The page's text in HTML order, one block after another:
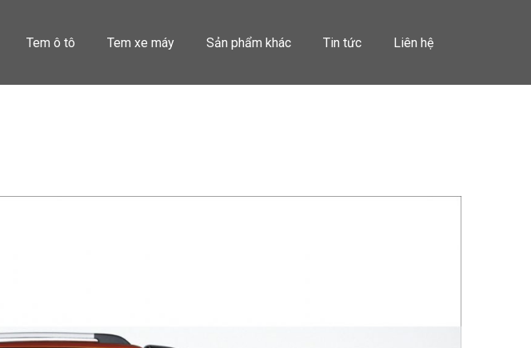
Tem ô tô Tem xe máy Sản phẩm khác Tin tức Liên hệ